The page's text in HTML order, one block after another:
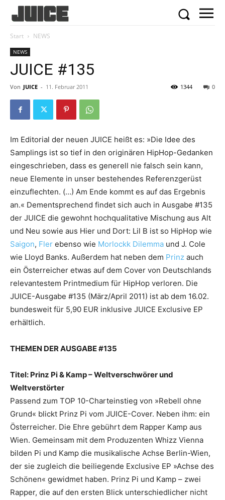
Start NEWS
NEWS
JUICE #135
Von JUICE - 11. Februar 2011 0
1344
Im Editorial der neuen JUICE heißt es: »Die Idee des
Samplings ist so tief in den originären HipHop-Gedanken
eingeschrieben, dass es generell nie falsch sein kann,
neue Elemente in unser bestehendes Referenzgerüst
einzuflechten. (…) Am Ende kommt es auf das Ergebnis
an.« Dementsprechend findet sich auch in Ausgabe #135
der JUICE die gewohnt hochqualitative Mischung aus Alt
und Neu sowie aus Hier und Dort: Lil B ist so HipHop wie
Saigon, Fler ebenso wie Morlockk Dilemma und J. Cole
wie Lloyd Banks. Außerdem hat neben dem Prinz auch
ein Österreicher etwas auf dem Cover von Deutschlands
relevantestem Printmedium für HipHop verloren. Die
JUICE-Ausgabe #135 (März/April 2011) ist ab dem 16.02.
bundesweit für 5,90 EUR inklusive JUICE Exclusive EP
erhältlich.
THEMEN DER AUSGABE #135
Titel: Prinz Pi & Kamp – Weltverschwörer und
Weltverstörter
Passend zum TOP 10-Charteinstieg von »Rebell ohne
Grund« blickt Prinz Pi vom JUICE-Cover. Neben ihm: ein
Österreicher. Die Ehre gebührt dem Rapper Kamp aus
Wien. Gemeinsam mit dem Produzenten Whizz Vienna
bilden Pi und Kamp die musikalische Achse Berlin-Wien,
der sie zugleich die beiliegende Exclusive EP »Achse des
Schönen« gewidmet haben. Prinz Pi und Kamp – zwei
Rapper, die auf den ersten Blick unterschiedlicher nicht